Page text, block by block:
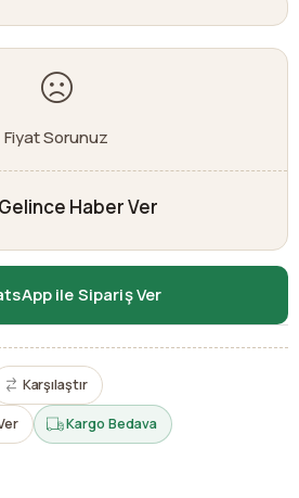
Fiyat Sorunuz
Gelince Haber Ver
ile Sipariş Ver
Karşılaştır
Kargo Bedava